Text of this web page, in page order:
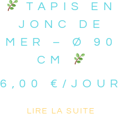
TAPIS EN
JONC DE
MER – Ø 90
CM
6,00 € /JOUR
LIRE LA SUITE